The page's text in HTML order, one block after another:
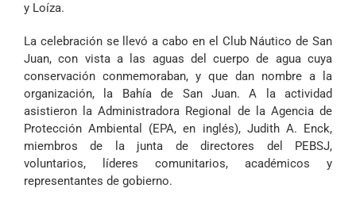
y Loíza.
La celebración se llevó a cabo en el Club Náutico de San
Juan, con vista a las aguas del cuerpo de agua cuya
conservación conmemoraban, y que dan nombre a la
organización, la Bahía de San Juan. A la actividad
asistieron la Administradora Regional de la Agencia de
Protección Ambiental (EPA, en inglés), Judith A. Enck,
miembros de la junta de directores del PEBSJ,
voluntarios, líderes comunitarios, académicos y
representantes de gobierno.